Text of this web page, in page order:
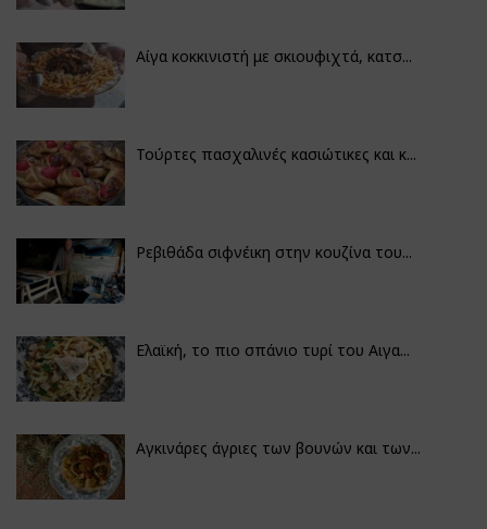
Αίγα κοκκινιστή με σκιουφιχτά, κατσ...
Τούρτες πασχαλινές κασιώτικες και κ...
Ρεβιθάδα σιφνέικη στην κουζίνα του...
Ελαϊκή, το πιο σπάνιο τυρί του Αιγα...
Αγκινάρες άγριες των βουνών και των...